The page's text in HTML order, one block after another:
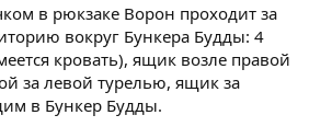
в рюкзаке Ворон проходит за
вокруг Бункера Будды: 4
кровать), ящик возле правой
за левой турелью, ящик за
в Бункер Будды.